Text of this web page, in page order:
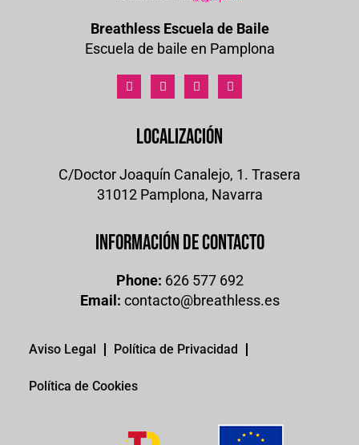
Breathless Escuela de Baile
Escuela de baile en Pamplona
Localización
C/Doctor Joaquín Canalejo, 1. Trasera
31012 Pamplona, Navarra
Información de contacto
Phone: 626 577 692
Email: contacto@breathless.es
Aviso Legal Política de Privacidad
Política de Cookies